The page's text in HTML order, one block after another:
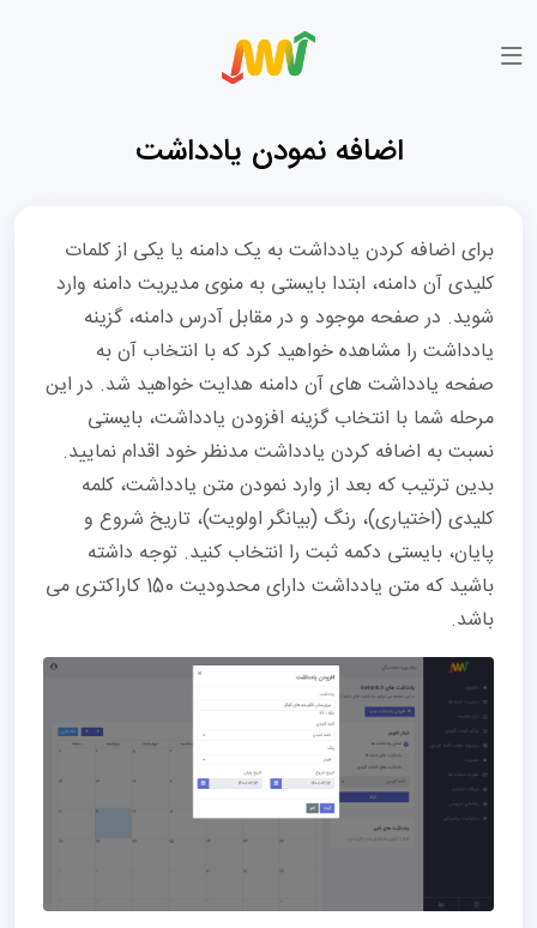
اضافه نمودن یادداشت
برای اضافه کردن یادداشت به یک دامنه یا یکی از کلمات
کلیدی آن دامنه، ابتدا بایستی به منوی مدیریت دامنه وارد
شوید. در صفحه موجود و در مقابل آدرس دامنه، گزینه
یادداشت را مشاهده خواهید کرد که با انتخاب آن به
صفحه یادداشت های آن دامنه هدایت خواهید شد. در این
مرحله شما با انتخاب گزینه افزودن یادداشت، بایستی
نسبت به اضافه کردن یادداشت مدنظر خود اقدام نمایید.
بدین ترتیب که بعد از وارد نمودن متن یادداشت، کلمه
کلیدی (اختیاری)، رنگ (بیانگر اولویت)، تاریخ شروع و
پایان، بایستی دکمه ثبت را انتخاب کنید. توجه داشته
باشید که متن یادداشت دارای محدودیت 150 کاراکتری می
باشد.